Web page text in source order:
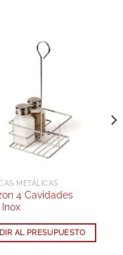
METÁLICAS
4 Cavidades
AL PRESUPUESTO